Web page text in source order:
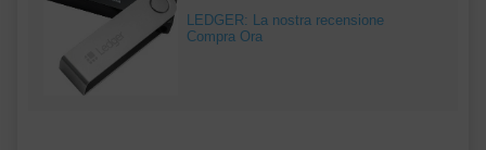
LEDGER: La nostra recensione
Compra Ora